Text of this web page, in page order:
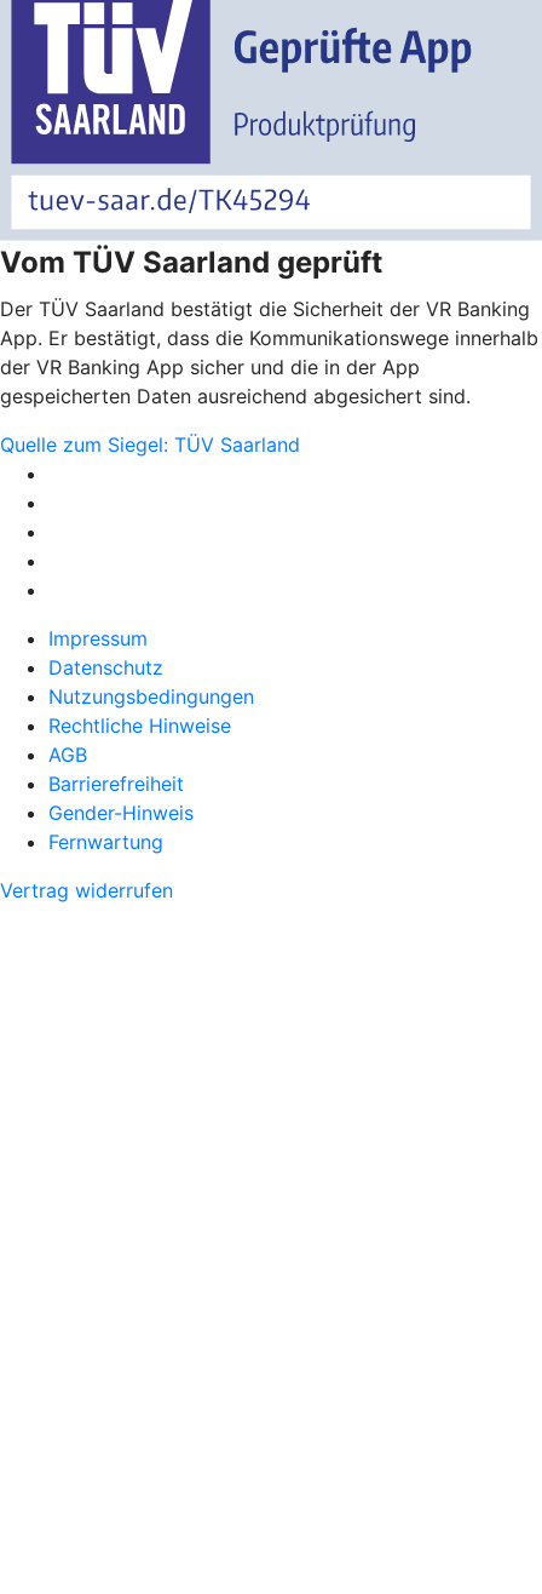
Vom TÜV Saarland geprüft
Der TÜV Saarland bestätigt die Sicherheit der VR Banking
App. Er bestätigt, dass die Kommunikationswege innerhalb
der VR Banking App sicher und die in der App
gespeicherten Daten ausreichend abgesichert sind.
Quelle zum Siegel: TÜV Saarland
Impressum
Datenschutz
Nutzungsbedingungen
Rechtliche Hinweise
AGB
Barrierefreiheit
Gender-Hinweis
Fernwartung
Vertrag widerrufen